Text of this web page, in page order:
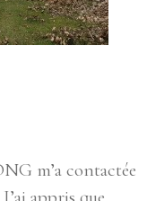
m’a contactée